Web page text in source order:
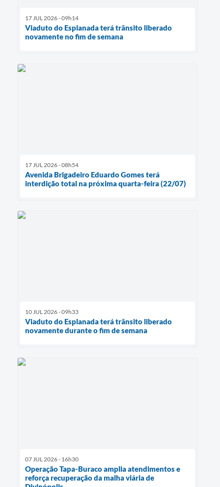
17 JUL 2026 - 09h14
Viaduto do Esplanada terá trânsito liberado
novamente no fim de semana
17 JUL 2026 - 08h54
Avenida Brigadeiro Eduardo Gomes terá
interdição total na próxima quarta-feira (22/07)
10 JUL 2026 - 09h33
Viaduto do Esplanada terá trânsito liberado
novamente durante o fim de semana
07 JUL 2026 - 16h30
Operação Tapa-Buraco amplia atendimentos e
reforça recuperação da malha viária de